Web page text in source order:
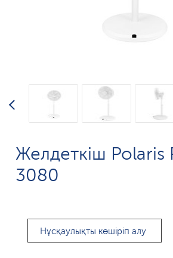
Желдеткіш Polaris
3080
Нұсқаулықты көшіріп алу